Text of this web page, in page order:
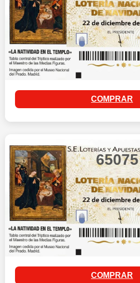
COMPRAR
65075
COMPRAR